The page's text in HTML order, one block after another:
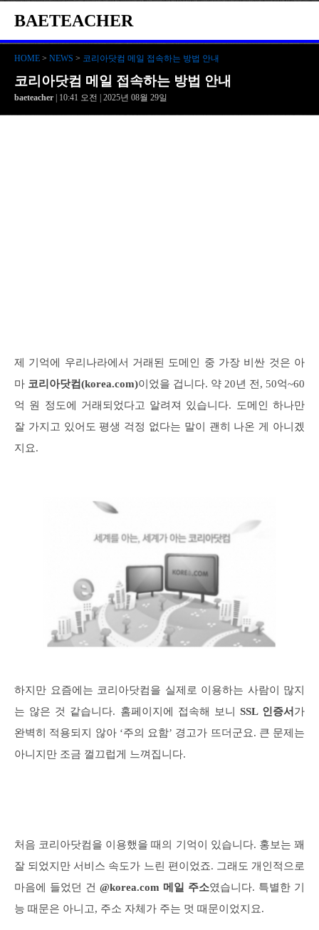
BAETEACHER
HOME > NEWS > 코리아닷컴 메일 접속하는 방법 안내
코리아닷컴 메일 접속하는 방법 안내
baeteacher | 10:41 오전 | 2025년 08월 29일
제 기억에 우리나라에서 거래된 도메인 중 가장 비싼 것은 아
마 코리아닷컴(korea.com)이었을 겁니다. 약 20년 전, 50억~60
억 원 정도에 거래되었다고 알려져 있습니다. 도메인 하나만
잘 가지고 있어도 평생 걱정 없다는 말이 괜히 나온 게 아니겠
지요.
하지만 요즘에는 코리아닷컴을 실제로 이용하는 사람이 많지
는 않은 것 같습니다. 홈페이지에 접속해 보니 SSL 인증서가
완벽히 적용되지 않아 ‘주의 요함’ 경고가 뜨더군요. 큰 문제는
아니지만 조금 껄끄럽게 느껴집니다.
처음 코리아닷컴을 이용했을 때의 기억이 있습니다. 홍보는 꽤
잘 되었지만 서비스 속도가 느린 편이었죠. 그래도 개인적으로
마음에 들었던 건 @korea.com 메일 주소였습니다. 특별한 기
능 때문은 아니고, 주소 자체가 주는 멋 때문이었지요.